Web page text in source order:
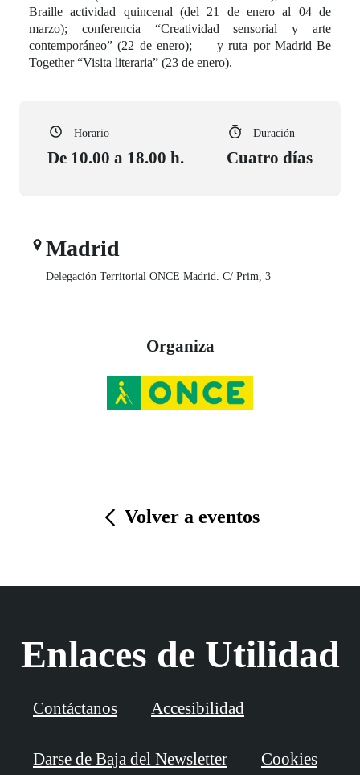
Braille actividad quincenal (del 21 de enero al 04 de
marzo); conferencia “Creatividad sensorial y arte
contemporáneo” (22 de enero); y ruta por Madrid Be
Together “Visita literaria” (23 de enero).
Horario
De 10.00 a 18.00 h.
Duración
Cuatro días
Madrid
Delegación Territorial ONCE Madrid. C/ Prim, 3
Organiza
Volver a eventos
Enlaces de Utilidad
Contáctanos Accesibilidad
Darse de Baja del Newsletter Cookies